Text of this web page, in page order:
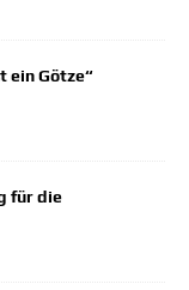
ein Götze“
für die